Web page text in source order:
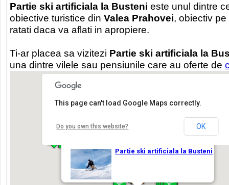
Partie ski artificiala la Busteni este unul dintre
obiective turistice din Valea Prahovei, obiectiv
ratati daca va aflati in apropiere.
Ti-ar placea sa vizitezi Partie ski artificiala la
una dintre vilele sau pensiunile care au oferte de